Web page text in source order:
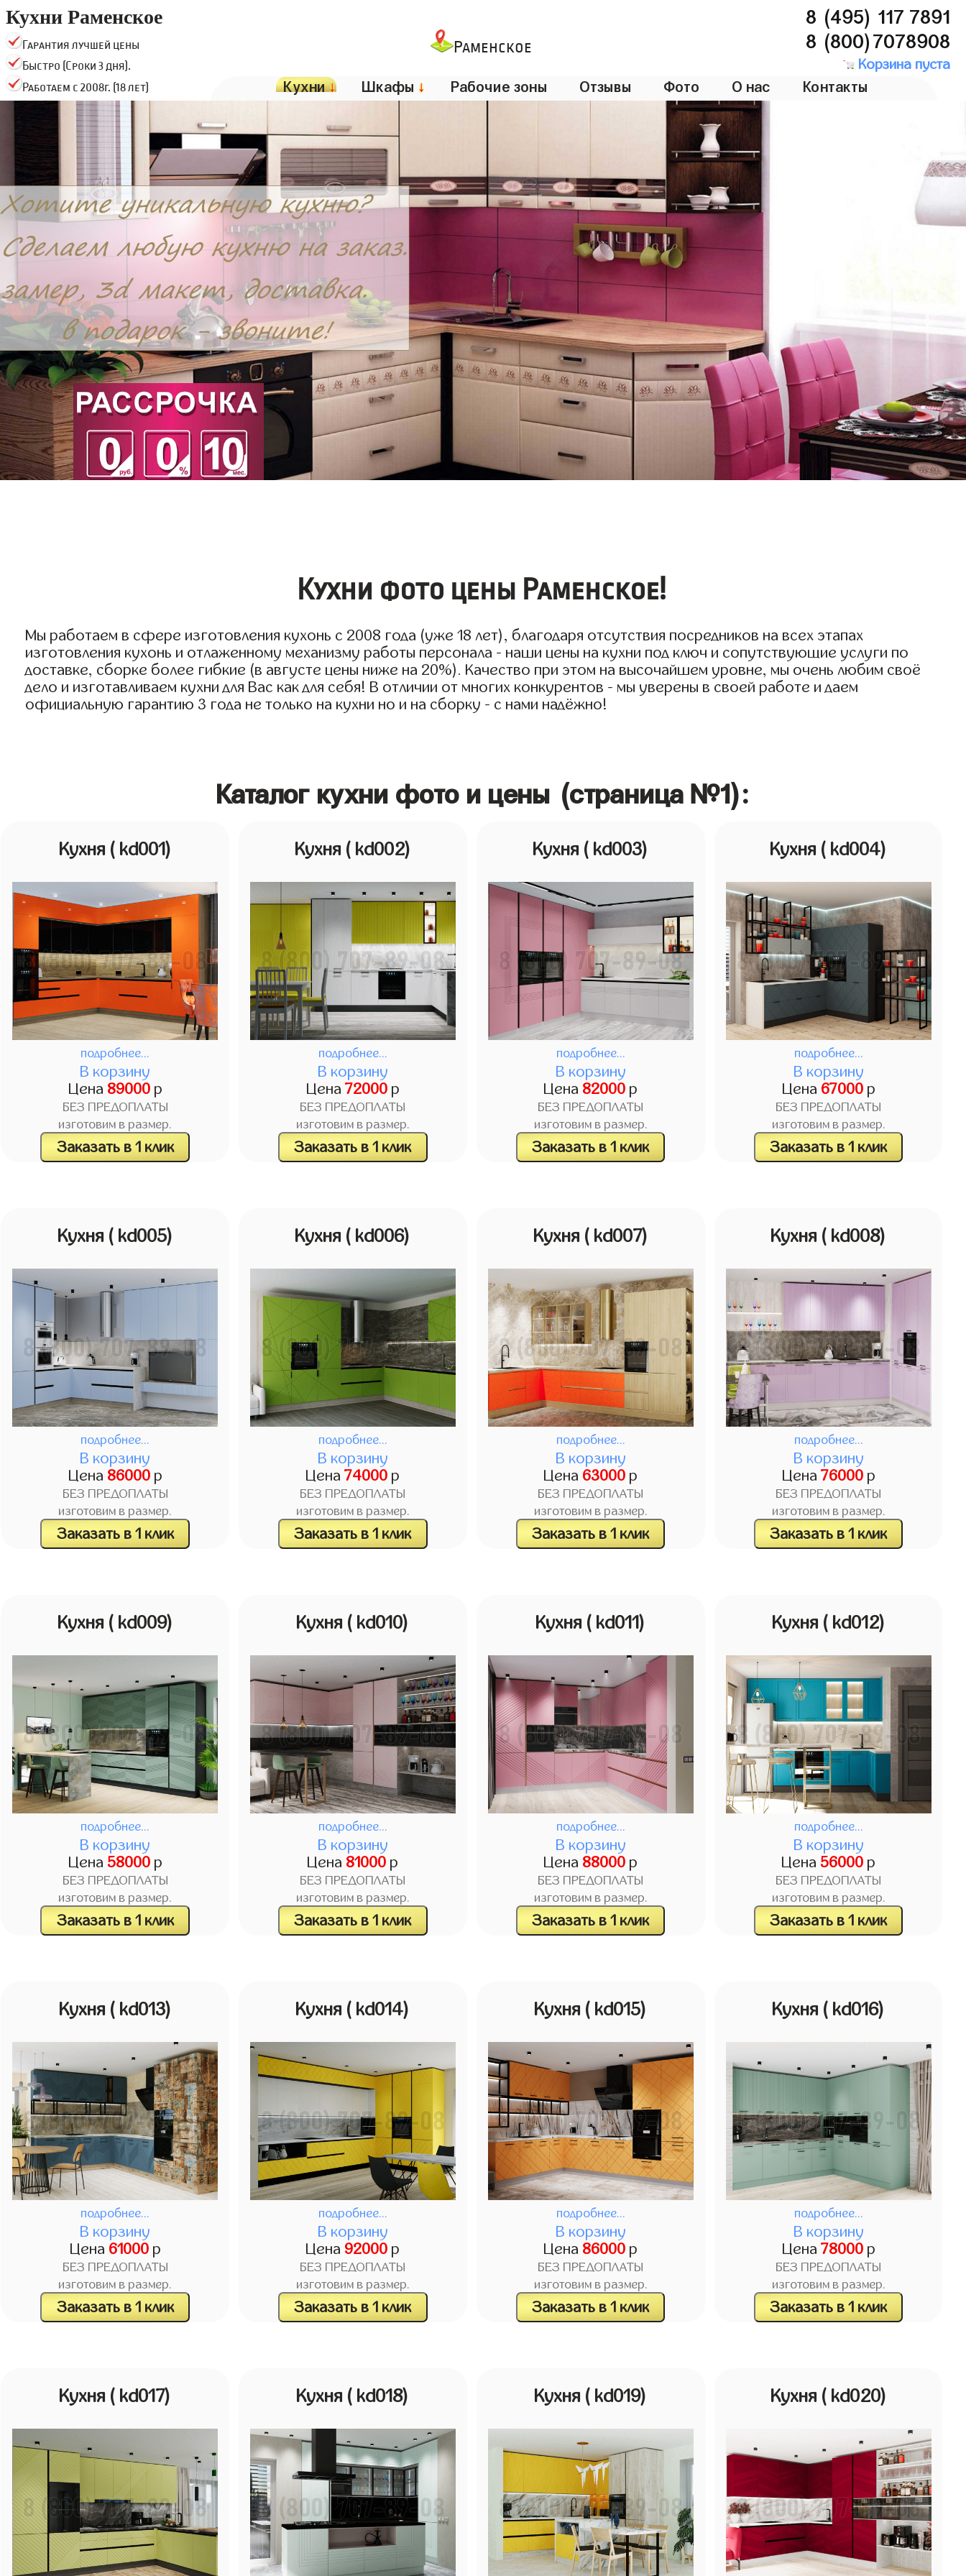
Кухни Раменское
Гарантия лучшей цены
Быстро (Сроки 3 дня).
Работаем с 2008г. (18 лет)
Раменское
8 (495) 117 7891
8 (800)7078908
Корзина пуста
Кухни↓ Шкафы ↓ Рабочие зоны Отзывы Фото О нас Контакты
Кухни фото цены Раменское!
Мы работаем в сфере изготовления кухонь с 2008 года (уже 18 лет), благодаря отсутствия посредников на всех этапах
изготовления кухонь и отлаженному механизму работы персонала - наши цены на кухни под ключ и сопутствующие услуги по
доставке, сборке более гибкие (в августе цены ниже на 20%). Качество при этом на высочайшем уровне, мы очень любим своё
дело и изготавливаем кухни для Вас как для себя! В отличии от многих конкурентов - мы уверены в своей работе и даем
официальную гарантию 3 года не только на кухни но и на сборку - с нами надёжно!
Каталог кухни фото и цены (страница №1):
Кухня ( kd001)
подробнее...
В корзину
Цена 89000р
БЕЗ ПРЕДОПЛАТЫ
изготовим в размер.
Заказать в 1 клик
Кухня ( kd002)
подробнее...
В корзину
Цена 72000р
БЕЗ ПРЕДОПЛАТЫ
изготовим в размер.
Заказать в 1 клик
Кухня ( kd003)
подробнее...
В корзину
Цена 82000 р
БЕЗ ПРЕДОПЛАТЫ
изготовим в размер.
Заказать в 1 клик
Кухня ( kd004)
подробнее...
В корзину
Цена 67000р
БЕЗ ПРЕДОПЛАТЫ
изготовим в размер.
Заказать в 1 клик
Кухня ( kd005)
подробнее...
В корзину
Цена 86000р
БЕЗ ПРЕДОПЛАТЫ
изготовим в размер.
Заказать в 1 клик
Кухня ( kd006)
подробнее...
В корзину
Цена74000 р
БЕЗ ПРЕДОПЛАТЫ
изготовим в размер.
Заказать в 1 клик
Кухня ( kd007)
подробнее...
В корзину
Цена 63000 р
БЕЗ ПРЕДОПЛАТЫ
изготовим в размер.
Заказать в 1 клик
Кухня ( kd008)
подробнее...
В корзину
Цена 76000р
БЕЗ ПРЕДОПЛАТЫ
изготовим в размер.
Заказать в 1 клик
Кухня ( kd009)
подробнее...
В корзину
Цена 58000р
БЕЗ ПРЕДОПЛАТЫ
изготовим в размер.
Заказать в 1 клик
Кухня ( kd010)
подробнее...
В корзину
Цена 81000 р
БЕЗ ПРЕДОПЛАТЫ
изготовим в размер.
Заказать в 1 клик
Кухня ( kd011)
подробнее...
В корзину
Цена 88000 р
БЕЗ ПРЕДОПЛАТЫ
изготовим в размер.
Заказать в 1 клик
Кухня ( kd012)
подробнее...
В корзину
Цена 56000 р
БЕЗ ПРЕДОПЛАТЫ
изготовим в размер.
Заказать в 1 клик
Кухня ( kd013)
подробнее...
В корзину
Цена 61000р
БЕЗ ПРЕДОПЛАТЫ
изготовим в размер.
Заказать в 1 клик
Кухня ( kd014)
подробнее...
В корзину
Цена 92000 р
БЕЗ ПРЕДОПЛАТЫ
изготовим в размер.
Заказать в 1 клик
Кухня ( kd015)
подробнее...
В корзину
Цена 86000 р
БЕЗ ПРЕДОПЛАТЫ
изготовим в размер.
Заказать в 1 клик
Кухня ( kd016)
подробнее...
В корзину
Цена 78000р
БЕЗ ПРЕДОПЛАТЫ
изготовим в размер.
Заказать в 1 клик
Кухня ( kd017) Кухня ( kd018) Кухня ( kd019) Кухня ( kd020)